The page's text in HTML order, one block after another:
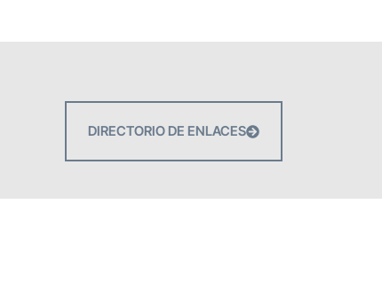
DIRECTORIO DE ENLACES